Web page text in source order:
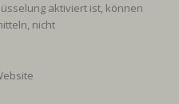
aktiviert ist, können
nicht